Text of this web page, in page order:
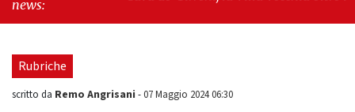
news:
Rubriche
scritto da Remo Angrisani -07 Maggio 2024 06:30